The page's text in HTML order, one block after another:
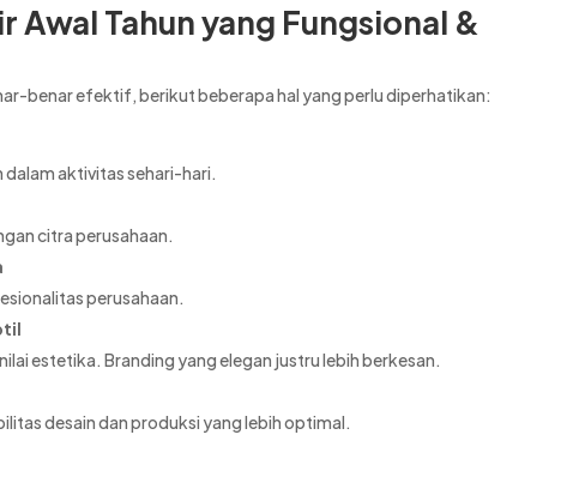
Awal Tahun yang Fungsional &
benar efektif, berikut beberapa hal yang perlu diperhatikan:
aktivitas sehari-hari.
citra perusahaan.
perusahaan.
estetika. Branding yang elegan justru lebih berkesan.
desain dan produksi yang lebih optimal.